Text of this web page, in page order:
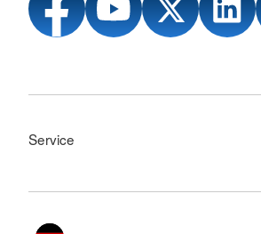
Service
Sprache wechseln zu